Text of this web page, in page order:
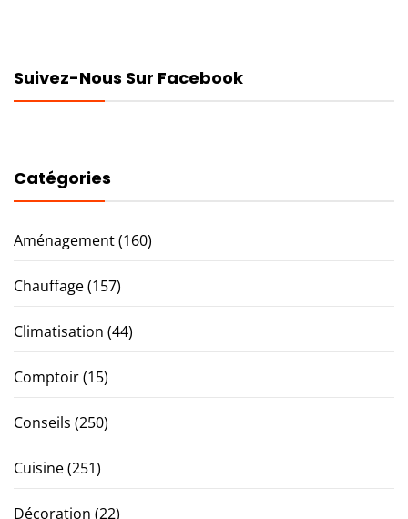
Suivez-Nous Sur Facebook
Catégories
Aménagement(160)
Chauffage(157)
Climatisation (44)
Comptoir(15)
Conseils (250)
Cuisine(251)
Décoration (22)